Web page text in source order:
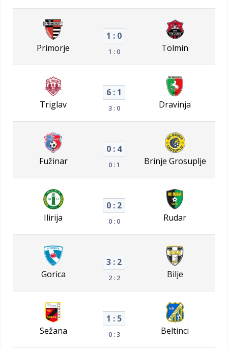
Primorje
1 : 0
1 : 0 Tolmin
Triglav
6 : 1
3 : 0 Dravinja
Fužinar
0 : 4
0 : 1 Brinje Grosuplje
Ilirija
0 : 2
0 : 0 Rudar
Gorica
3 : 2
2 : 2 Bilje
Sežana
1 : 5
0 : 3 Beltinci